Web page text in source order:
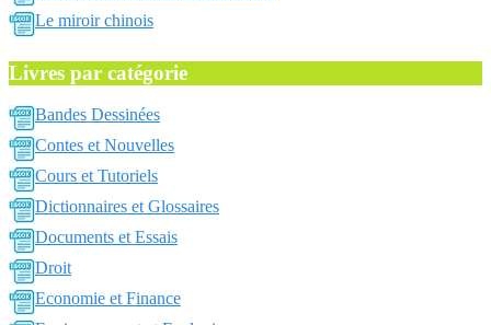
Le miroir chinois
Livres par catégorie
Bandes Dessinées
Contes et Nouvelles
Cours et Tutoriels
Dictionnaires et Glossaires
Documents et Essais
Droit
Economie et Finance